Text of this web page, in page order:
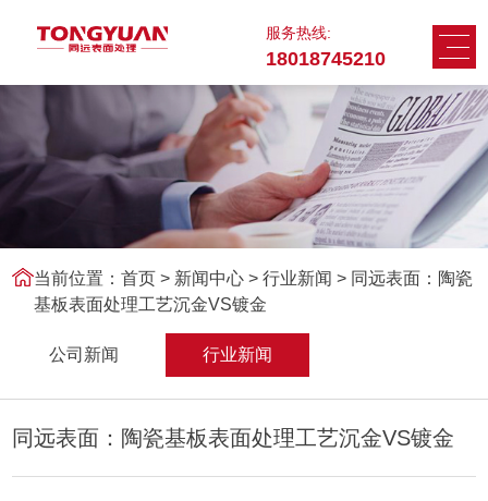
服务热线:
18018745210
当前位置：首页 > 新闻中心 >行业新闻 > 同远表面：陶瓷
基板表面处理工艺沉金VS镀金
公司新闻 行业新闻
同远表面：陶瓷基板表面处理工艺沉金VS镀金